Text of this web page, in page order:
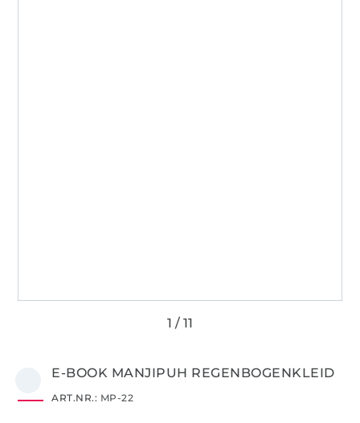
E-BOOK MANJIPUH REGENBOGENKLEID
ART.NR.: MP-22